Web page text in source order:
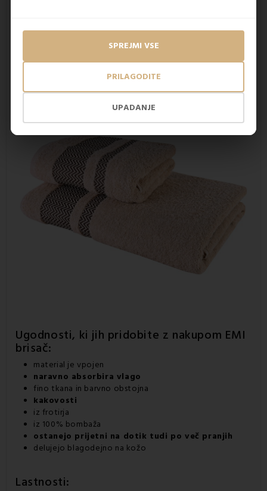
UPADANJE
PRILAGODITE
SPREJMI VSE
odlična vpojnostje ena od značilnih
lastnosti frotirnega materiala. Druge lastnosti sonatezna
trdnost in visoka toplota.
Ugodnosti, ki jih pridobite z nakupom EMI
brisač:
material je vpojen
naravno absorbira vlago
fino tkana in barvno obstojna
kakovosti
iz frotirja
iz 100% bombaža
ostanejo prijetni na dotik tudi po več pranjih
delujejo blagodejno na kožo
Lastnosti: